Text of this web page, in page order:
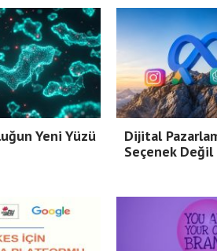
Yeni Yüzü
Dijital
Seçenek Değil